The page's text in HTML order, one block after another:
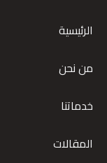
الرئيسية
من نحن
خدماتنا
المقالات